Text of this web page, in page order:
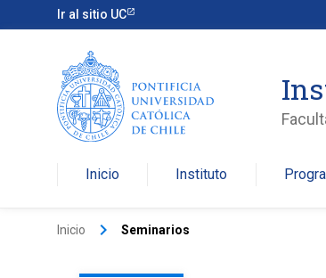
Ir al sitio UC
Inicio Instituto
Inicio keyboard_arrow_right Seminarios